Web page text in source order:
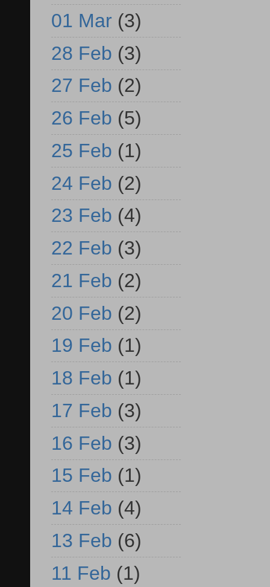
01 Mar (3)
28 Feb (3)
27 Feb (2)
26 Feb (5)
25 Feb (1)
24 Feb (2)
23 Feb (4)
22 Feb (3)
21 Feb (2)
20 Feb (2)
19 Feb (1)
18 Feb (1)
17 Feb (3)
16 Feb (3)
15 Feb (1)
14 Feb (4)
13 Feb (6)
11 Feb (1)